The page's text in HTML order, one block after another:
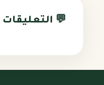
💬 التعليقات